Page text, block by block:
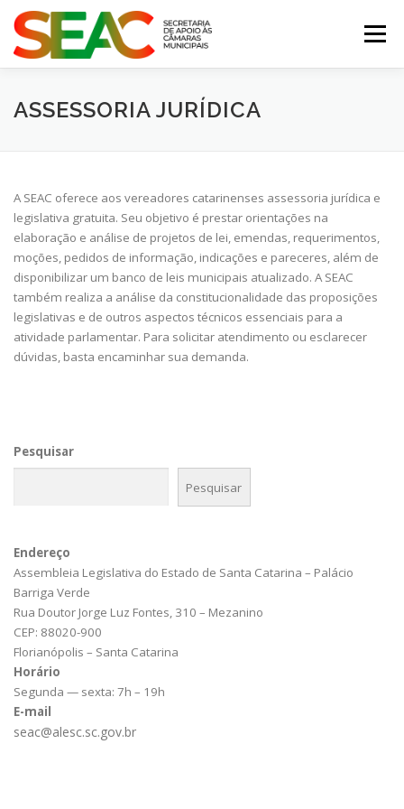
Pular
para
conteúdo
Menu
MUNICÍPIOS CATARINENSES
ASSESSORIA JURÍDICA
A SEAC oferece aos vereadores catarinenses assessoria jurídica e
legislativa gratuita. Seu objetivo é prestar orientações na
elaboração e análise de projetos de lei, emendas, requerimentos,
moções, pedidos de informação, indicações e pareceres, além de
disponibilizar um banco de leis municipais atualizado. A SEAC
também realiza a análise da constitucionalidade das proposições
legislativas e de outros aspectos técnicos essenciais para a
atividade parlamentar. Para solicitar atendimento ou esclarecer
dúvidas, basta encaminhar sua demanda.
Pesquisar
Pesquisar
Endereço
Assembleia Legislativa do Estado de Santa Catarina – Palácio
Barriga Verde
Rua Doutor Jorge Luz Fontes, 310 – Mezanino
CEP: 88020-900
Florianópolis – Santa Catarina
Horário
Segunda — sexta: 7h – 19h
E-mail
seac@alesc.sc.gov.br